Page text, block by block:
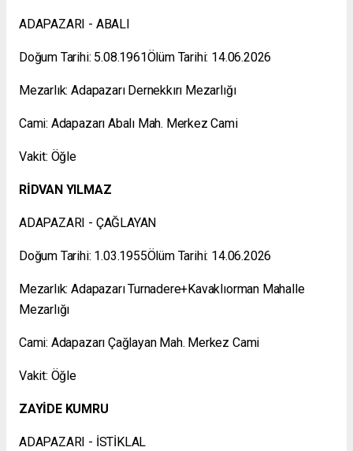
ADAPAZARI - ABALI
Doğum Tarihi: 5.08.1961Ölüm Tarihi: 14.06.2026
Mezarlık: Adapazarı Dernekkırı Mezarlığı
Cami: Adapazarı Abalı Mah. Merkez Cami
Vakit: Öğle
RİDVAN YILMAZ
ADAPAZARI - ÇAĞLAYAN
Doğum Tarihi: 1.03.1955Ölüm Tarihi: 14.06.2026
Mezarlık: Adapazarı Turnadere+Kavaklıorman Mahalle
Mezarlığı
Cami: Adapazarı Çağlayan Mah. Merkez Cami
Vakit: Öğle
ZAYİDE KUMRU
ADAPAZARI - İSTİKLAL